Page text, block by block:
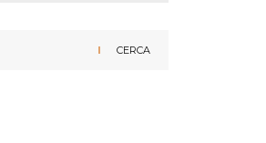
CERCA